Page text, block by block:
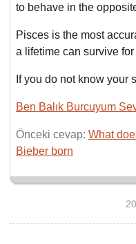
to behave in the
Pisces is the most
a lifetime can survive
If you do not know your
Ben Balık Burcuyum
Önceki cevap: What
Bieber born